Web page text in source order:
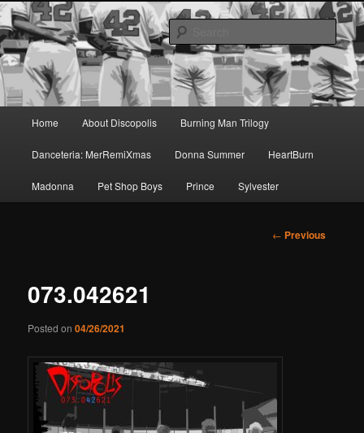
Skip
to
primary
contentDiscopolis
Dance music for the brain.
Home About Discopolis Burning Man Trilogy
Danceteria: MerRemiXmas Donna Summer HeartBurn
Madonna Pet Shop Boys Prince Sylvester
Post
← Previous
073.042621
Posted on04/26/2021